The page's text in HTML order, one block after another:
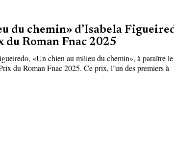
du chemin» d’Isabela
du Roman Fnac 2025
«Un chien au milieu du chemin», à paraître
du Roman Fnac 2025. Ce prix, l’un des premiers à